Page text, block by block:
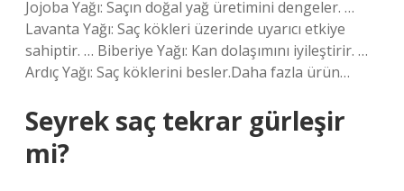
Jojoba Yağı: Saçın doğal yağ üretimini dengeler. …
Lavanta Yağı: Saç kökleri üzerinde uyarıcı etkiye
sahiptir. … Biberiye Yağı: Kan dolaşımını iyileştirir. …
Ardıç Yağı: Saç köklerini besler.Daha fazla ürün…
Seyrek saç tekrar gürleşir
mi?